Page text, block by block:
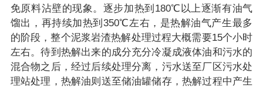
免原料沾壁的现象。逐步加热到180℃以上逐渐有油气
馏出，再持续加热到350℃左右，是热解油气产生最多
的阶段，整个泥浆岩渣热解处理过程大概需要15个小时
左右。待到热解出来的成分充分冷凝成液体油和污水的
混合物之后，经过后续处理分离，污水送至厂区污水处
理站处理，热解油则送至储油罐储存，热解过程中产生